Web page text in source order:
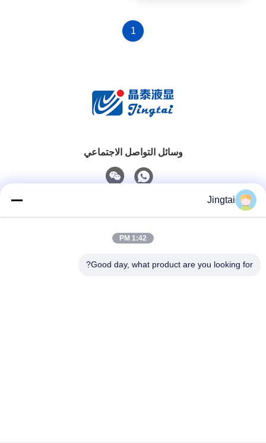
1
وسائل التواصل الاجتماعي
0086-755-27491128
Jingtai
1:42 PM
Good day, what product are you looking for?